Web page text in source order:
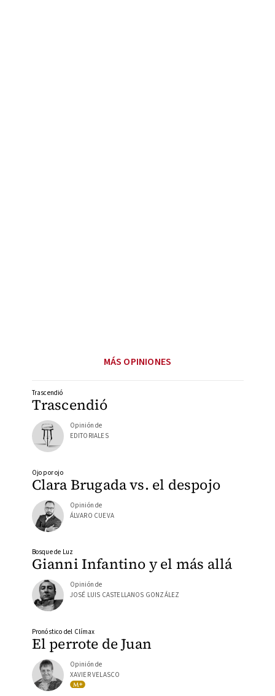
MÁS OPINIONES
Trascendió
Trascendió
Opinión de
EDITORIALES
Clara Brugada vs. el despojo
Ojo por ojo
Opinión de
ÁLVARO CUEVA
Gianni Infantino y el más allá
Bosque de Luz
Opinión de
JOSÉ LUIS CASTELLANOS GONZÁLEZ
El perrote de Juan
Pronóstico del Clímax
Opinión de
XAVIER VELASCO